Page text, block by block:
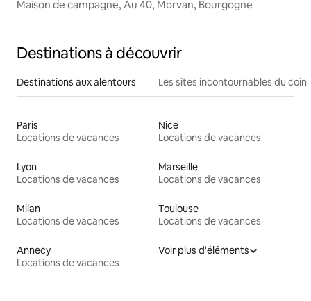
Maison de campagne, Au 40, Morvan, Bourgogne
Destinations à découvrir
Destinations aux alentours Les sites incontournables du coin
Paris
Locations de vacances
Nice
Locations de vacances
Lyon
Locations de vacances
Marseille
Locations de vacances
Milan
Locations de vacances
Toulouse
Locations de vacances
Annecy
Locations de vacances
Voir plus d'éléments